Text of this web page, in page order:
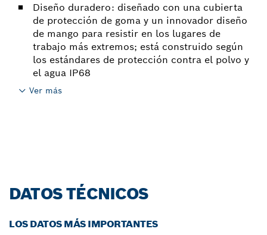
Diseño duradero: diseñado con una cubierta
de protección de goma y un innovador diseño
de mango para resistir en los lugares de
trabajo más extremos; está construido según
los estándares de protección contra el polvo y
el agua IP68
Ver más
DATOS TÉCNICOS
LOS DATOS MÁS IMPORTANTES